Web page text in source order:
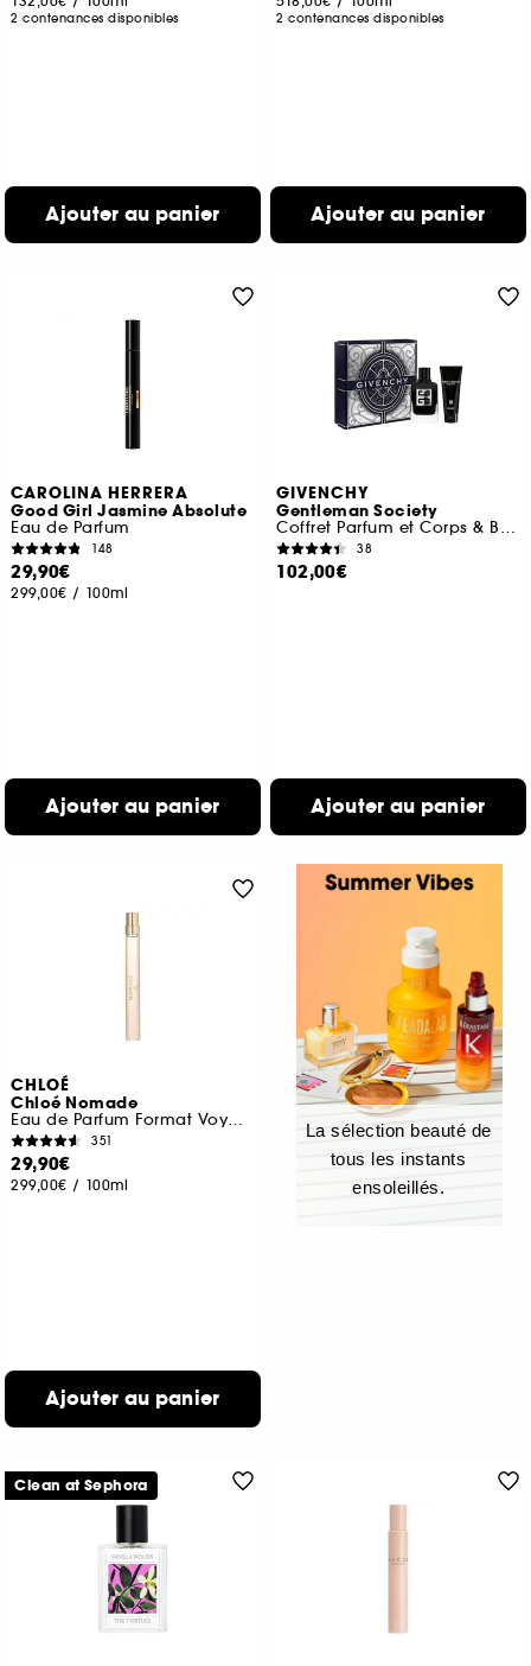
2 contenances disponibles
Ajouter au panier
2 contenances disponibles
Ajouter au panier
CAROLINA HERRERA
Good Girl Jasmine Absolute
Eau de Parfum
148
29,90€
299,00€ / 100ml
Ajouter au panier
GIVENCHY
Gentleman Society
Coffret Parfum et Corps & Bain
38
102,00€
Ajouter au panier
CHLOÉ
Chloé Nomade
Eau de Parfum Format Voyage
351
29,90€
299,00€ / 100ml
Ajouter au panier
La sélection beauté de
tous les instants
ensoleillés.
Clean at Sephora